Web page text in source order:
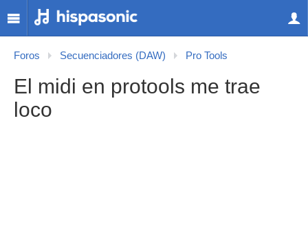
Foros Secuenciadores (DAW) Pro Tools
El midi en protools me trae
loco